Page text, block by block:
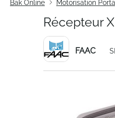
Bak Online Motorisation
Récepteur
FAAC